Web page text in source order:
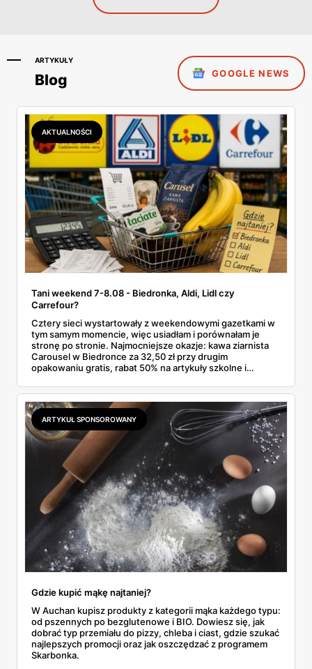
ARTYKUŁY
Blog GOOGLE NEWS
AKTUALNOŚCI
Tani weekend 7-8.08 - Biedronka, Aldi, Lidl czy
Carrefour?
Cztery sieci wystartowały z weekendowymi gazetkami w
tym samym momencie, więc usiadłam i porównałam je
stronę po stronie. Najmocniejsze okazje: kawa ziarnista
Carousel w Biedronce za 32,50 zł przy drugim
opakowaniu gratis, rabat 50% na artykuły szkolne i
2,99 zł za kilogram, ale wyłącznie w sobotę z aplikacją. Aldi
odpowiada masłem za 2,99 zł. Werdykt w skrócie:
najwięcej wyciśniesz z Biedronki, po świeże warzywa jedź
do Aldi.
ARTYKUŁ SPONSOROWANY
Gdzie kupić mąkę najtaniej?
W Auchan kupisz produkty z kategorii mąka każdego typu:
od pszennych po bezglutenowe i BIO. Dowiesz się, jak
dobrać typ przemiału do pizzy, chleba i ciast, gdzie szukać
najlepszych promocji oraz jak oszczędzać z programem
Skarbonka.